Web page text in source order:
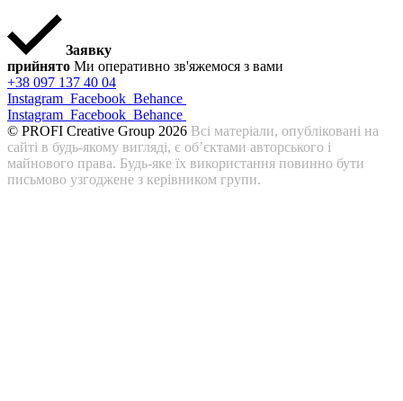
Заявку
прийнято Ми оперативно зв'яжемося з вами
+38 097 137 40 04
Instagram Facebook Behance
Instagram Facebook Behance
© PROFI Creative Group 2026 Всі матеріали, опубліковані на
сайті в будь-якому вигляді, є об’єктами авторського і
майнового права. Будь-яке їх використання повинно бути
письмово узгоджене з керівником групи.